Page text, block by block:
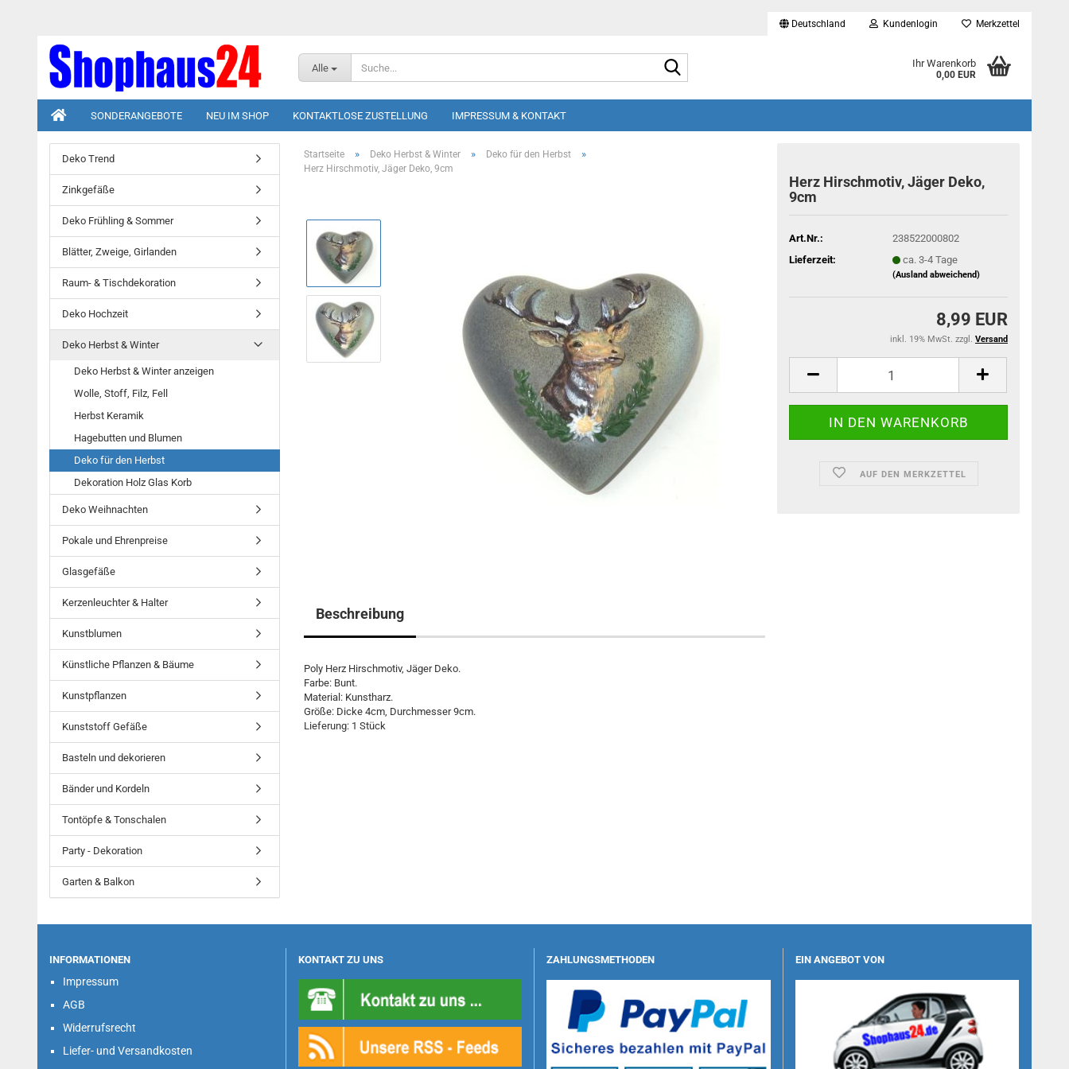
Deutschland Kundenlogin Merkzettel
Alle Ihr Warenkorb
0,00 EUR
SONDERANGEBOTE NEU IM SHOP KONTAKTLOSE ZUSTELLUNG IMPRESSUM & KONTAKT
Startseite » Deko Herbst & Winter » Deko für den Herbst »
Herz Hirschmotiv, Jäger Deko, 9cm
Herz Hirschmotiv, Jäger Deko,
9cm
Art.Nr.:
238522000802
Lieferzeit:
ca. 3-4 Tage
(Ausland abweichend)
8,99 EUR
inkl. 19% MwSt. zzgl. Versand
AUF DEN MERKZETTEL
Beschreibung
Poly Herz Hirschmotiv, Jäger Deko.
Farbe: Bunt.
Material: Kunstharz.
Größe: Dicke 4cm, Durchmesser 9cm.
Lieferung: 1 Stück
Deko Trend
Zinkgefäße
Deko Frühling & Sommer
Blätter, Zweige, Girlanden
Raum- & Tischdekoration
Deko Hochzeit
Deko Herbst & Winter
Deko Herbst & Winter anzeigen
Wolle, Stoff, Filz, Fell
Herbst Keramik
Hagebutten und Blumen
Deko für den Herbst
Dekoration Holz Glas Korb
Deko Weihnachten
Pokale und Ehrenpreise
Glasgefäße
Kerzenleuchter & Halter
Kunstblumen
Künstliche Pflanzen & Bäume
Kunstpflanzen
Kunststoff Gefäße
Basteln und dekorieren
Bänder und Kordeln
Tontöpfe & Tonschalen
Party - Dekoration
Garten & Balkon
INFORMATIONEN
Impressum
AGB
Widerrufsrecht
Liefer- und Versandkosten
KONTAKT ZU UNS ZAHLUNGSMETHODEN EIN ANGEBOT VON